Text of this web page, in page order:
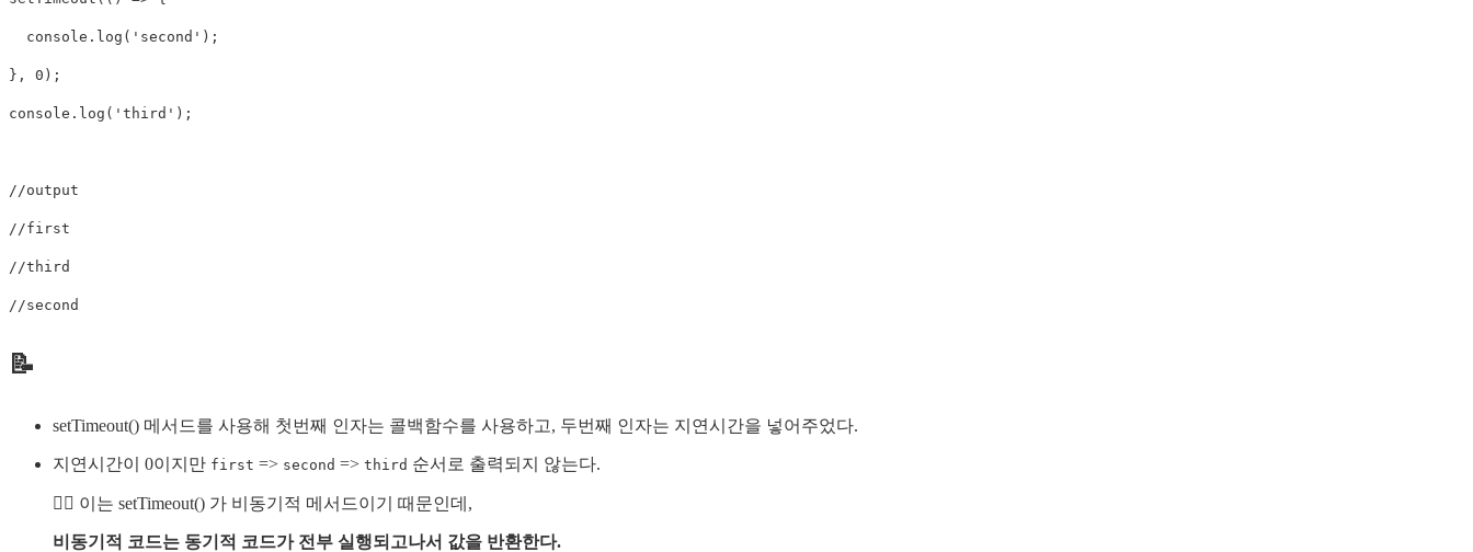
  console.log('second');
}, 0);
console.log('third');
//output
//first
//third
//second
📝
setTimeout() 메서드를 사용해 첫번째 인자는 콜백함수를 사용하고, 두번째 인자는 지연시간을 넣어주었다.
지연시간이 0이지만 first => second => third 순서로 출력되지 않는다.
👉🏻 이는 setTimeout() 가 비동기적 메서드이기 때문인데,
비동기적 코드는 동기적 코드가 전부 실행되고나서 값을 반환한다.